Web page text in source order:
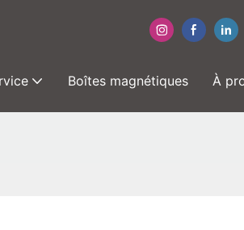
Boîtes magnétiques À